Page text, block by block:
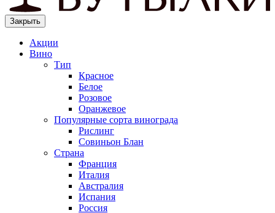
Закрыть
Акции
Вино
Тип
Красное
Белое
Розовое
Оранжевое
Популярные сорта винограда
Рислинг
Совиньон Блан
Страна
Франция
Италия
Австралия
Испания
Россия